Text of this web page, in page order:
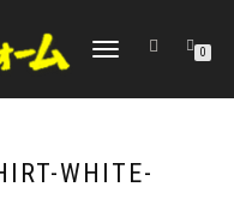
TOGGLE
0
WHITE-